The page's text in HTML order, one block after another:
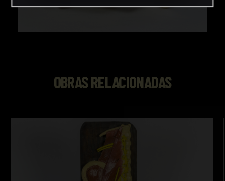
OBRAS RELACIONADAS